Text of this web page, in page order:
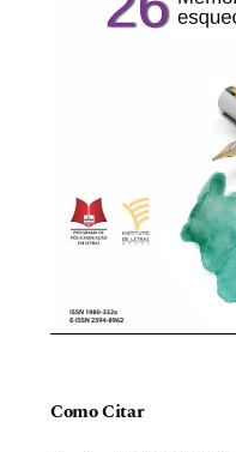
Como Citar